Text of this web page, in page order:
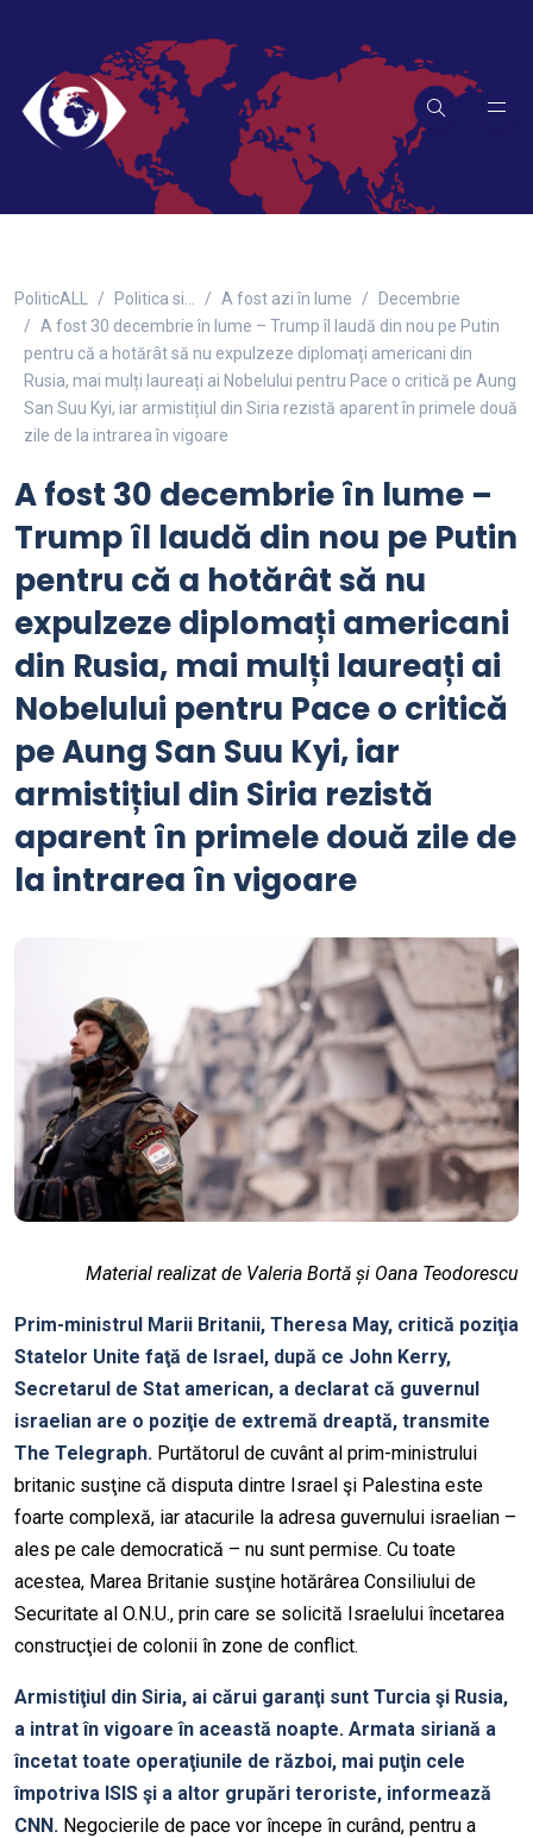
PoliticALL Politica si… A fost azi în lume
Decembrie
A fost 30 decembrie în lume – Trump îl laudă din nou pe Putin
pentru că a hotărât să nu expulzeze diplomați americani din
Rusia, mai mulți laureați ai Nobelului pentru Pace o critică pe Aung
San Suu Kyi, iar armistițiul din Siria rezistă aparent în primele două
zile de la intrarea în vigoare
A fost 30 decembrie în lume –
Trump îl laudă din nou pe Putin
pentru că a hotărât să nu
expulzeze diplomați americani
din Rusia, mai mulți laureați ai
Nobelului pentru Pace o critică
pe Aung San Suu Kyi, iar
armistițiul din Siria rezistă
aparent în primele două zile de
la intrarea în vigoare
Material realizat de Valeria Bortă și Oana Teodorescu
Prim-ministrul Marii Britanii, Theresa May, critică poziţia
Statelor Unite faţă de Israel, după ce John Kerry,
Secretarul de Stat american, a declarat că guvernul
israelian are o poziţie de extremă dreaptă, transmite
The Telegraph. Purtătorul de cuvânt al prim-ministrului
britanic susţine că disputa dintre Israel şi Palestina este
foarte complexă, iar atacurile la adresa guvernului israelian –
ales pe cale democratică – nu sunt permise. Cu toate
acestea, Marea Britanie susţine hotărârea Consiliului de
Securitate al O.N.U., prin care se solicită Israelului încetarea
construcţiei de colonii în zone de conflict.
Armistiţiul din Siria, ai cărui garanţi sunt Turcia şi Rusia,
a intrat în vigoare în această noapte. Armata siriană a
încetat toate operaţiunile de război, mai puţin cele
împotriva ISIS şi a altor grupări teroriste, informează
CNN. Negocierile de pace vor începe în curând, pentru a